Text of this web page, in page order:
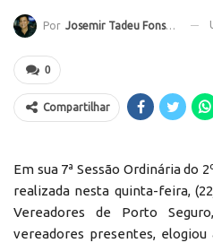
Por Josemir Tadeu Fonseca
0
Compartilhar
Em sua 7ª Sessão Ordinária do
realizada nesta quinta-feira,
Vereadores de Porto
vereadores presentes,